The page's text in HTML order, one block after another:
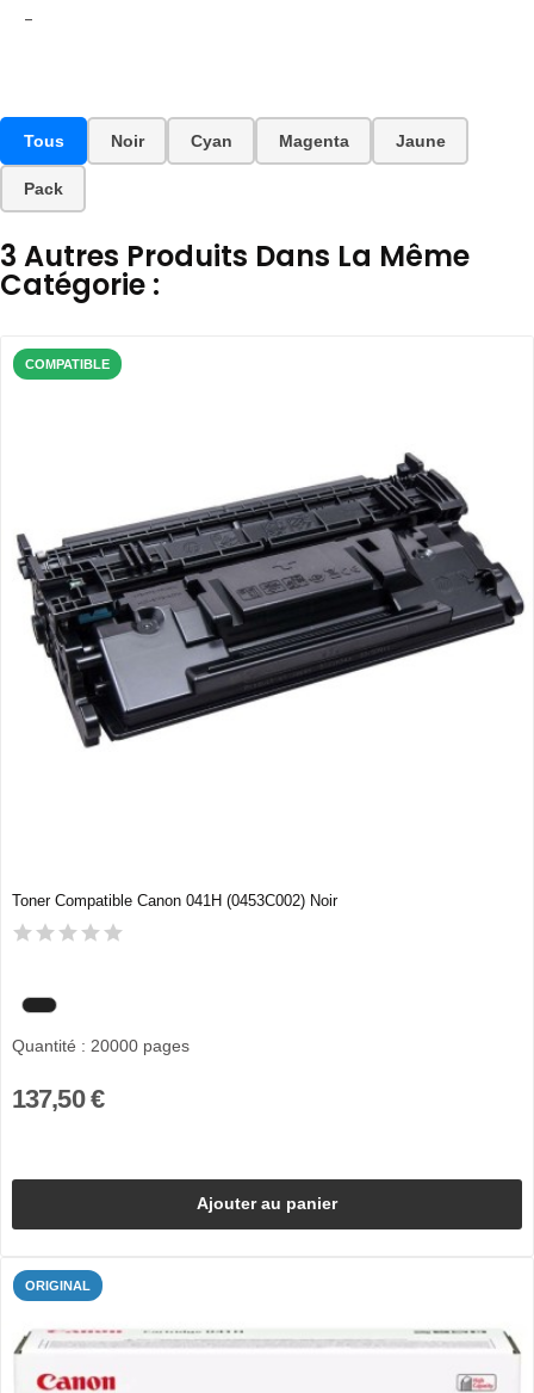
-
Tous Noir Cyan Magenta Jaune
Pack
3 Autres Produits Dans La Même
Catégorie :
COMPATIBLE
Toner Compatible Canon 041H (0453C002) Noir
Quantité : 20000 pages
137,50 €
Ajouter au panier
ORIGINAL